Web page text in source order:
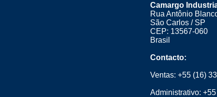
Camargo
Rua Antônio
São Carlos / SP
CEP: 13567-060
Brasil
Contacto:
Ventas: +55 (16)
Administrativo: